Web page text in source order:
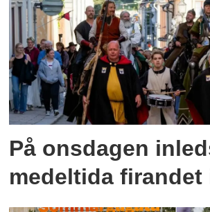
På onsdagen
medeltida firandet